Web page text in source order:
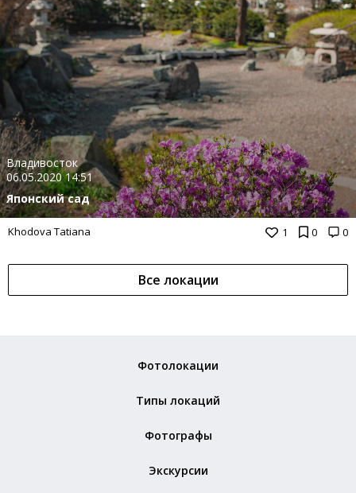
1 0 0
Владивосток
06.05.2020 14:51
Японский сад
Khodova Tatiana
Все локации
Фотолокации
Типы локаций
Фотографы
Экскурсии